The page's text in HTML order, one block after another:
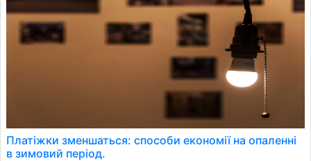
Платіжки зменшаться: способи економії на опаленні
в зимовий період.